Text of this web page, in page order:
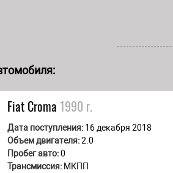
Fiat Croma 1990 г.
Дата поступления: 16 декабря 2018
Объем двигателя:2.0
Пробег авто:0
Трансмиссия: МКПП